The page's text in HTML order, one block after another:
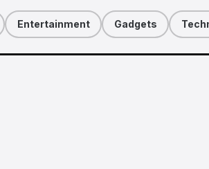
Entertainment Gadgets